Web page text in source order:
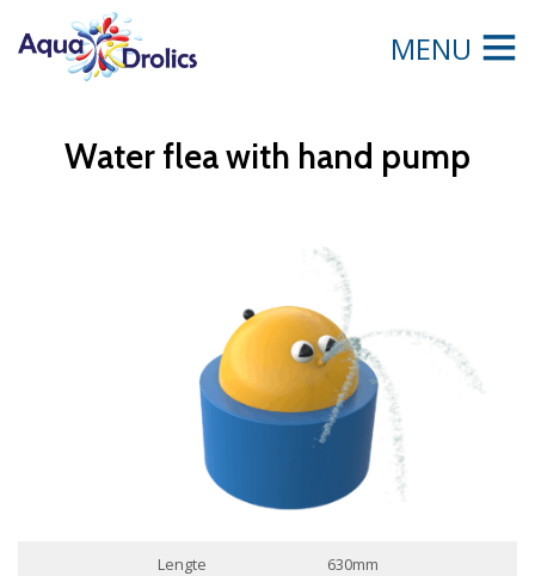
MENU
Water flea with hand pump
Lengte
630mm